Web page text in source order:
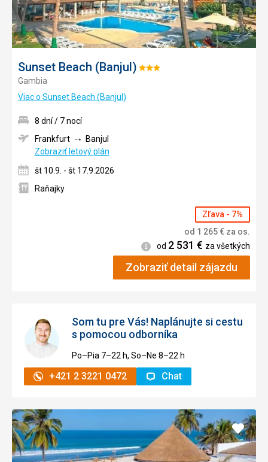
Sunset Beach (Banjul) Hodnotenie:
Gambia
Viac o Sunset Beach (Banjul)
8 dní / 7 nocí
Frankfurt
Banjul
Zobraziť letový plán
št 10.9. - št 17.9.2026
Raňajky
Zľava - 7%
od 1 265€ za os.
Informácie
od 2 531 € za všetkých
Zobraziť detail zájazdu
Som tu pre Vás! Naplánujte si cestu
s pomocou odborníka
Po–Pia 7–⁠⁠⁠⁠⁠⁠22 h, So–Ne 8–⁠⁠⁠⁠⁠⁠22 h
+421 2 3221 0472 Chat
Pridať
do